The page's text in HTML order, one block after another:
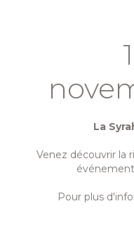
La
Venez découvrir la
Pour plus